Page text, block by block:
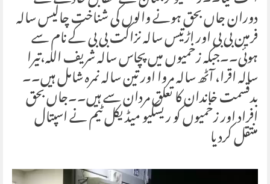
دوران جاں بحق ہونے والوں کی شناخت چالیس سالہ
فرمین بی بی اور اڑتیس سالہ نزاکت بی بی کے نام سے
ہوئی۔۔جبکہ زخمیوں میں پچاس سالہ شریف اللہ،تیرا
سالہ اقرا، آٹھ سالہ مروا اور تین سالہ نمرہ شامل ہیں۔۔
بدقسمت خاندان کا تعلق مردان سے ہیں۔۔جاں بحق
افراد اور زخمیوں کو ریسکیو میڈیکل ٹیم نے اسپتال
منتقل کردیا
Video